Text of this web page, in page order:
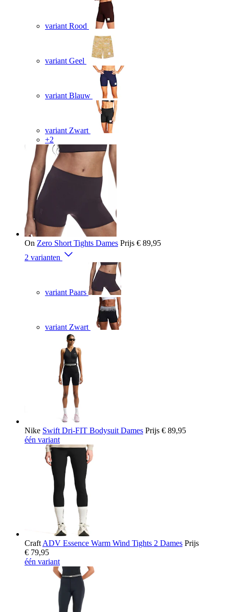
variant Rood
variant Geel
variant Blauw
variant Zwart
+2
On Zero Short Tights Dames Prijs € 89,95
2 varianten
variant Paars
variant Zwart
Nike Swift Dri-FIT Bodysuit Dames Prijs € 89,95
één variant
Craft ADV Essence Warm Wind Tights 2 Dames Prijs
€ 79,95
één variant